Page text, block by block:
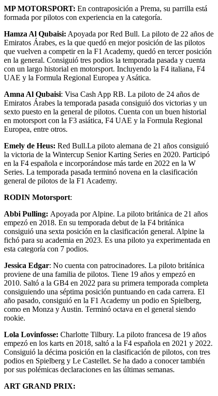
MP MOTORSPORT: En contraposición a Prema, su parrilla está
formada por pilotos con experiencia en la categoría.
Hamza Al Qubaisi: Apoyada por Red Bull. La piloto de 22 años de
Emiratos Árabes, es la que quedó en mejor posición de las pilotos
que vuelven a competir en la F1 Academy, quedó en tercer posición
en la general. Consiguió tres podios la temporada pasada y cuenta
con un largo historial en motorsport. Incluyendo la F4 italiana, F4
UAE y la Formula Regional Europea y Asática.
Amna Al Qubaisi: Visa Cash App RB. La piloto de 24 años de
Emiratos Árabes la temporada pasada consiguió dos victorias y un
sexto puesto en la general de pilotos. Cuenta con un buen historial
en motorsport con la F3 asiática, F4 UAE y la Formula Regional
Europea, entre otros.
Emely de Heus: Red Bull.La piloto alemana de 21 años consiguió
la victoria de la Wintercup Senior Karting Series en 2020. Participó
en la F4 española e incorporándose más tarde en 2022 en la W
Series. La temporada pasada terminó novena en la clasificación
general de pilotos de la F1 Academy.
RODIN Motorsport:
Abbi Pulling: Apoyada por Alpine. La piloto británica de 21 años
empezó en 2018. En su temporada debut de la F4 británica
consiguió una sexta posición en la clasificación general. Alpine la
fichó para su academia en 2023. Es una piloto ya experimentada en
esta categoría con 7 podios.
Jessica Edgar: No cuenta con patrocinadores. La piloto británica
proviene de una familia de pilotos. Tiene 19 años y empezó en
2010. Saltó a la GB4 en 2022 para su primera temporada completa
consiguiendo una séptima posición puntuando en cada carrera. El
año pasado, consiguió en la F1 Academy un podio en Spielberg,
como en Monza y Austin. Terminó octava en el general siendo
rookie.
Lola Lovinfosse: Charlotte Tilbury. La piloto francesa de 19 años
empezó en los karts en 2018, saltó a la F4 española en 2021 y 2022.
Consiguió la décima posición en la clasificación de pilotos, con tres
podios en Spielberg y Le Castellet. Se ha dado a conocer también
por sus polémicas declaraciones en las últimas semanas.
ART GRAND PRIX: